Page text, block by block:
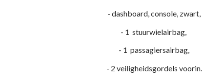
- dashboard, console, zwart,
- 1 stuurwielairbag,
- 1 passagiersairbag,
- 2 veiligheidsgordels voorin.